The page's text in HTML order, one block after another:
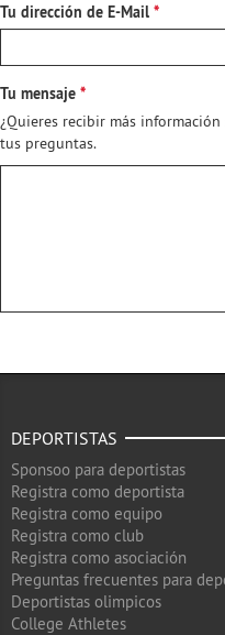
Tu dirección de E-Mail
Tu mensaje
¿Quieres recibir más
tus preguntas.
DEPORTISTAS
Sponsoo para deportistas
Registra como deportista
Registra como equipo
Registra como club
Registra como asociación
Preguntas frecuentes para
Deportistas olimpicos
College Athletes